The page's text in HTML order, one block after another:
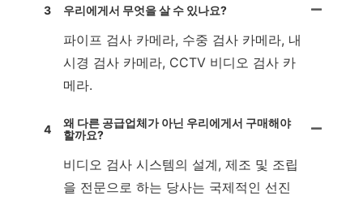
3 우리에게서 무엇을 살 수 있나요?
파이프 검사 카메라, 수중 검사 카메라, 내
시경 검사 카메라, CCTV 비디오 검사 카
메라.
4
왜 다른 공급업체가 아닌 우리에게서 구매해야
할까요?
비디오 검사 시스템의 설계, 제조 및 조립
을 전문으로 하는 당사는 국제적인 선진